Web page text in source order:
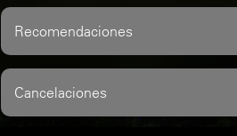
Recomendaciones
Cancelaciones